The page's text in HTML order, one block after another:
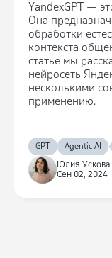
YandexGPT —
Она
обработки
контекста
статье мы
нейросеть
несколькими
применению.
Юлия Ускова
Сен 02, 2024
GPT Agentic AI